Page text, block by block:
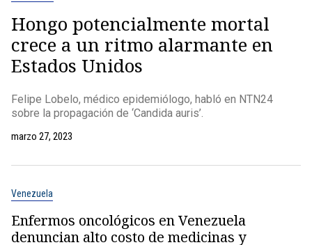
Hongo potencialmente mortal
crece a un ritmo alarmante en
Estados Unidos
Felipe Lobelo, médico epidemiólogo, habló en NTN24
sobre la propagación de ‘Candida auris’.
marzo 27, 2023
Venezuela
Enfermos oncológicos en Venezuela
denuncian alto costo de medicinas y